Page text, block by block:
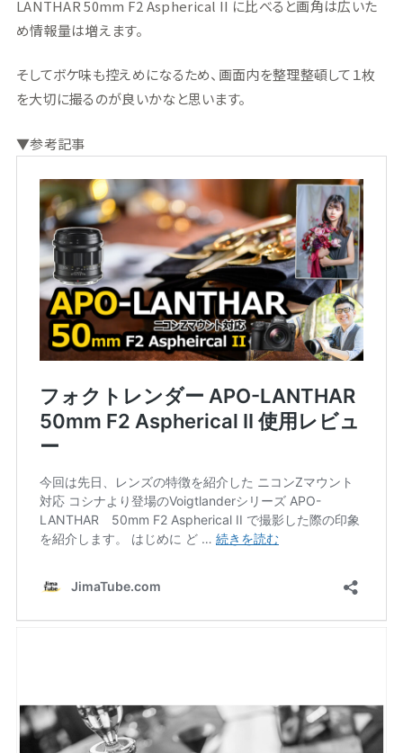
LANTHAR 50mm F2 Aspherical II に比べると画角は広いた
め情報量は増えます。
そしてボケ味も控えめになるため、画面内を整理整頓して１枚
を大切に撮るのが良いかなと思います。
▼参考記事